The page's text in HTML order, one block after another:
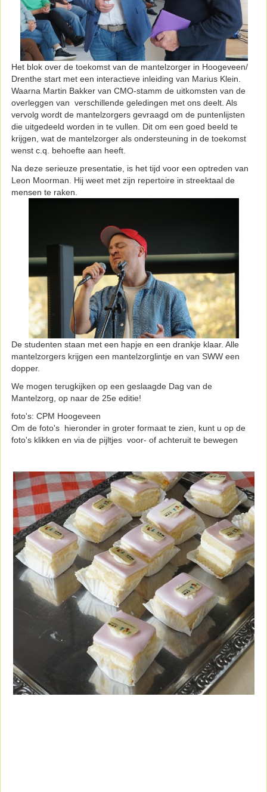
Het blok over de toekomst van de mantelzorger in Hoogeveen/
Drenthe start met een interactieve inleiding van Marius Klein.
Waarna Martin Bakker van CMO-stamm de uitkomsten van de
overleggen van verschillende geledingen met ons deelt. Als
vervolg wordt de mantelzorgers gevraagd om de puntenlijsten
die uitgedeeld worden in te vullen. Dit om een goed beeld te
krijgen, wat de mantelzorger als ondersteuning in de toekomst
wenst c.q. behoefte aan heeft.
Na deze serieuze presentatie, is het tijd voor een optreden van
Leon Moorman. Hij weet met zijn repertoire in streektaal de
mensen te raken.
De studenten staan met een hapje en een drankje klaar. Alle
mantelzorgers krijgen een mantelzorglintje en van SWW een
dopper.
We mogen terugkijken op een geslaagde Dag van de
Mantelzorg, op naar de 25e editie!
foto's: CPM Hoogeveen
Om de foto's hieronder in groter formaat te zien, kunt u op de
foto's klikken en via de pijltjes voor- of achteruit te bewegen